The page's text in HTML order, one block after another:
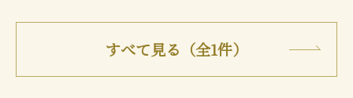
すべて見る（全1件）